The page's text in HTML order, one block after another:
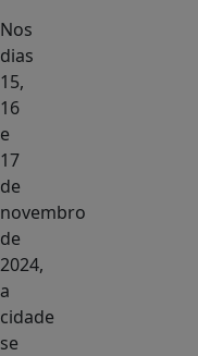
Nos
dias
15,
16
e
17
de
novembro
de
2024,
a
cidade
se